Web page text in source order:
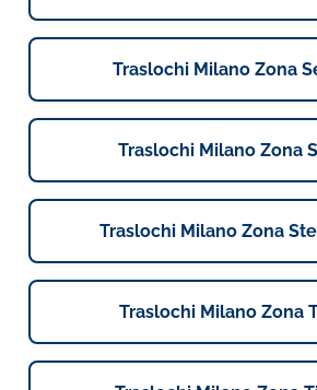
Traslochi Milano Zona
Traslochi Milano Zona
Traslochi Milano Zona
Traslochi Milano Zona